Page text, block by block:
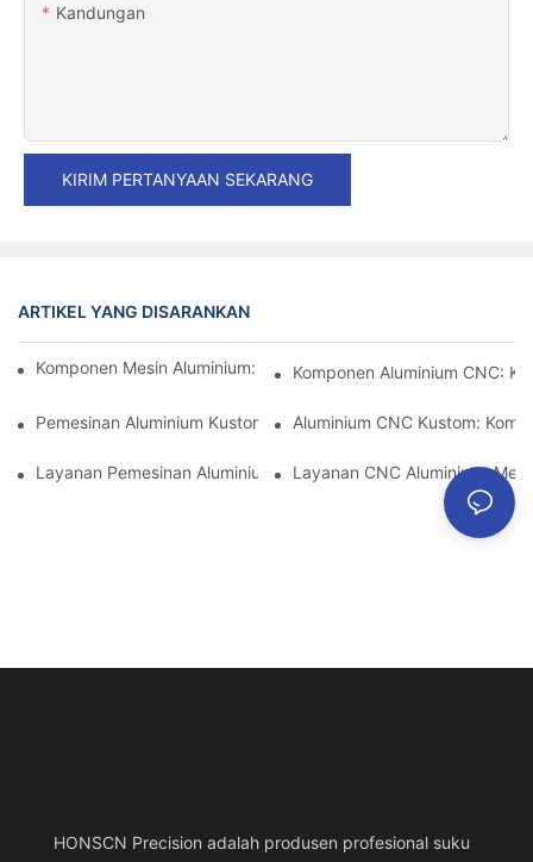
Kandungan
KIRIM PERTANYAAN SEKARANG
ARTIKEL YANG DISARANKAN
Komponen Mesin Aluminium: Kustomisasi Untuk Pasar Niche
Komponen Aluminium CNC:
Pemesinan Aluminium Kustom: Menjelajahi Inovasi Industri
Aluminium CNC Kustom:
Layanan Pemesinan Aluminium: Manajemen Proyek
Layanan CNC Aluminium:
HONSCN Precision adalah produsen profesional suku